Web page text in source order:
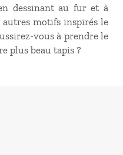
dessinant au fur et à
autres motifs inspirés le
vous à prendre le
plus beau tapis ?